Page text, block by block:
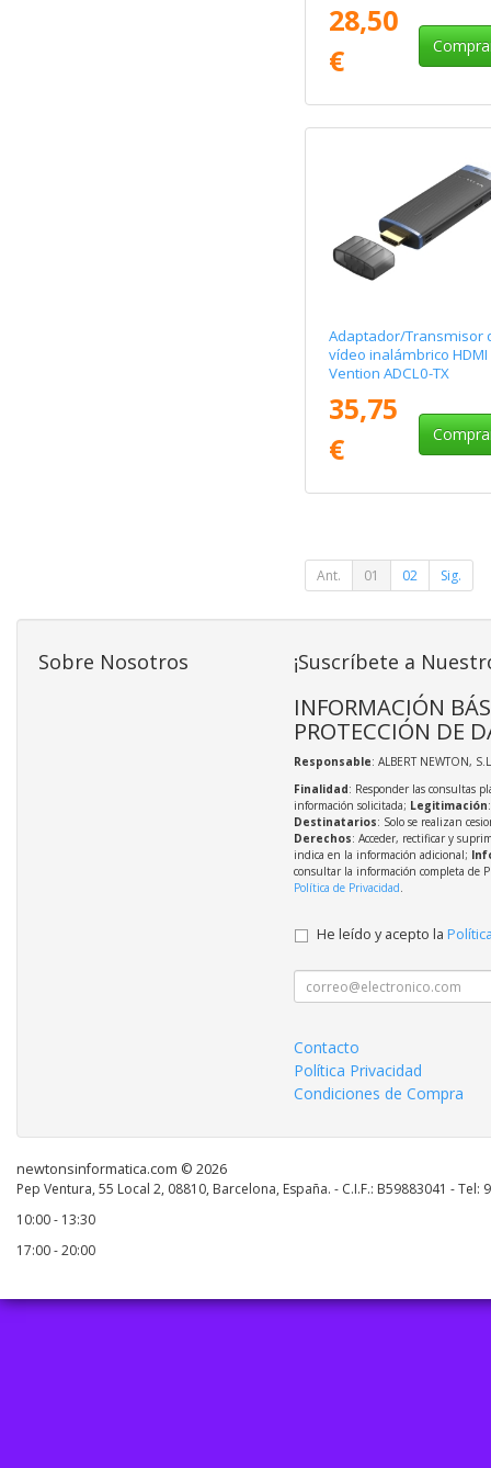
28,50
€
Adaptador/Transmisor
vídeo inalámbrico HDMI
Vention ADCL0-TX
35,75
€
Ant. 01 02 Sig.
Sobre Nosotros ¡Suscríbete a
INFORMACIÓN
PROTECCIÓN DE
Responsable: ALBERT NEWTON,
Finalidad: Responder las consultas
información solicitada; Legitimación
Destinatarios: Solo se realizan
Derechos: Acceder, rectificar y
indica en la información adicional;
consultar la información completa de
Política de Privacidad.
He leído y acepto la
Contacto
Política Privacidad
Condiciones de Compra
newtonsinformatica.com © 2026
Pep Ventura, 55 Local 2, 08810, Barcelona, España. - C.I.F.: B59883041 - Tel:
10:00 - 13:30
17:00 - 20:00